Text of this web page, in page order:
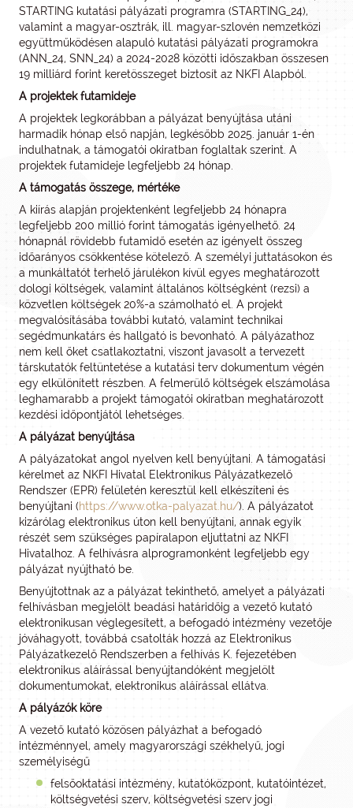
STARTING kutatási pályázati programra (STARTING_24),
valamint a magyar-osztrák, ill. magyar-szlovén nemzetközi
együttműködésen alapuló kutatási pályázati programokra
(ANN_24, SNN_24) a 2024-2028 közötti időszakban összesen
19 milliárd forint keretösszeget biztosít az NKFI Alapból.
A projektek futamideje
A projektek legkorábban a pályázat benyújtása utáni
harmadik hónap első napján, legkésőbb 2025. január 1-én
indulhatnak, a támogatói okiratban foglaltak szerint. A
projektek futamideje legfeljebb 24 hónap.
A támogatás összege, mértéke
A kiírás alapján projektenként legfeljebb 24 hónapra
legfeljebb 200 millió forint támogatás igényelhető. 24
hónapnál rövidebb futamidő esetén az igényelt összeg
időarányos csökkentése kötelező. A személyi juttatásokon és
a munkáltatót terhelő járulékon kívül egyes meghatározott
dologi költségek, valamint általános költségként (rezsi) a
közvetlen költségek 20%-a számolható el. A projekt
megvalósításába további kutató, valamint technikai
segédmunkatárs és hallgató is bevonható. A pályázathoz
nem kell őket csatlakoztatni, viszont javasolt a tervezett
társkutatók feltüntetése a kutatási terv dokumentum végén
egy elkülönített részben. A felmerülő költségek elszámolása
leghamarabb a projekt támogatói okiratban meghatározott
kezdési időpontjától lehetséges.
A pályázat benyújtása
A pályázatokat angol nyelven kell benyújtani. A támogatási
kérelmet az NKFI Hivatal Elektronikus Pályázatkezelő
Rendszer (EPR) felületén keresztül kell elkészíteni és
benyújtani (https://www.otka-palyazat.hu/). A pályázatot
kizárólag elektronikus úton kell benyújtani, annak egyik
részét sem szükséges papíralapon eljuttatni az NKFI
Hivatalhoz. A felhívásra alprogramonként legfeljebb egy
pályázat nyújtható be.
Benyújtottnak az a pályázat tekinthető, amelyet a pályázati
felhívásban megjelölt beadási határidőig a vezető kutató
elektronikusan véglegesített, a befogadó intézmény vezetője
jóváhagyott, továbbá csatolták hozzá az Elektronikus
Pályázatkezelő Rendszerben a felhívás K. fejezetében
elektronikus aláírással benyújtandóként megjelölt
dokumentumokat, elektronikus aláírással ellátva.
A pályázók köre
A vezető kutató közösen pályázhat a befogadó
intézménnyel, amely magyarországi székhelyű, jogi
személyiségű
felsőoktatási intézmény, kutatóközpont, kutatóintézet,
költségvetési szerv, költségvetési szerv jogi